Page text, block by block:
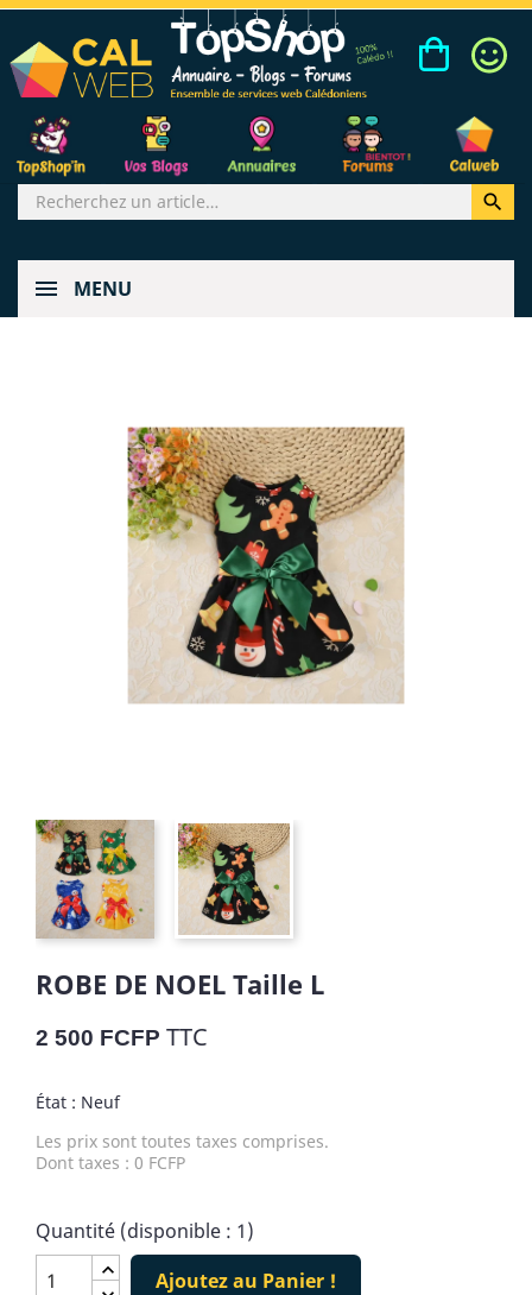

MENU
ROBE DE NOEL Taille L
2 500 FCFP TTC
État : Neuf
Les prix sont toutes taxes comprises.
Dont taxes : 0 FCFP
Quantité (disponible : 1)
Ajoutez au Panier !